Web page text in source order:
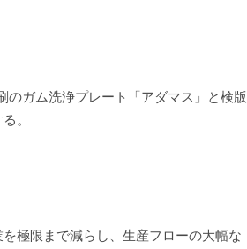
ガム洗浄プレート「アダマス」と検版
。
極限まで減らし、生産フローの大幅な